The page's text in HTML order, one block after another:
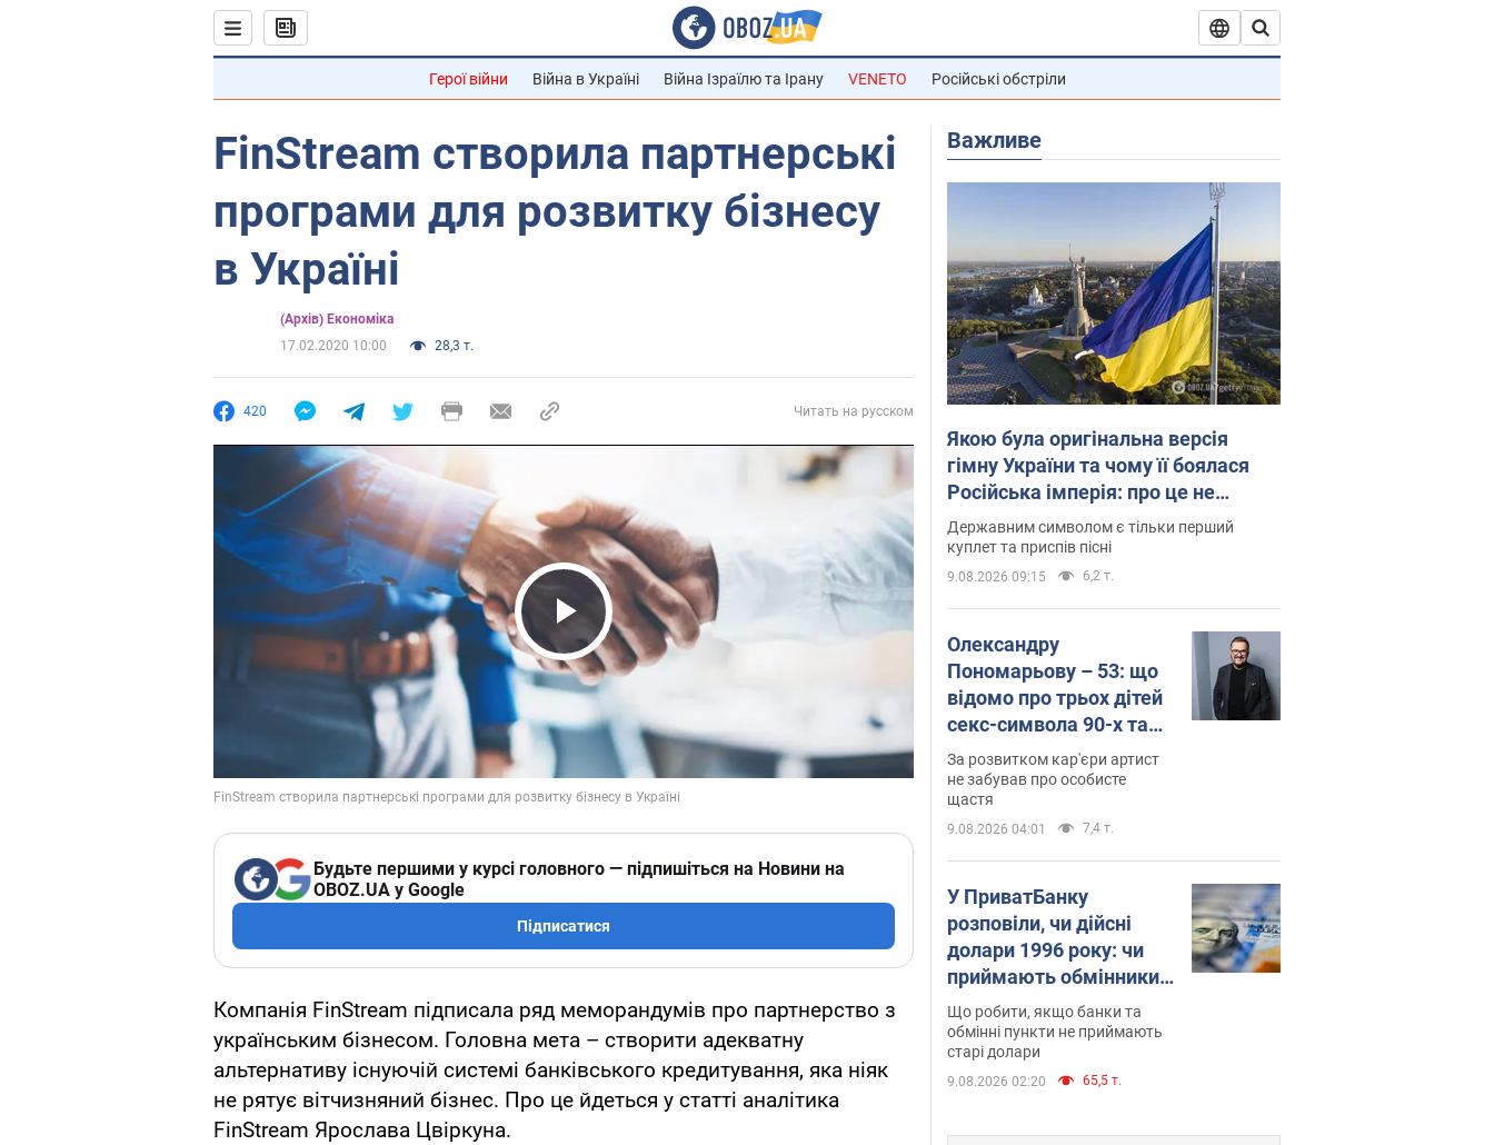
Герої війни Війна в Україні Війна Ізраїлю та Ірану VENETO Російські обстріли
FinStream створила партнерські
програми для розвитку бізнесу
в Україні
(Архів) Економіка
17.02.2020 10:00
28,3 т.
420 Читать на русском
Play Video
Будьте першими у курсі головного — підпишіться на Новини на
OBOZ.UA у Google
Підписатися
Компанія FinStream підписала ряд меморандумів про партнерство з
українським бізнесом. Головна мета – створити адекватну
альтернативу існуючій системі банківського кредитування, яка ніяк
не рятує вітчизняний бізнес. Про це йдеться у статті аналітика
FinStream Ярослава Цвіркуна.
Важливе
Якою була оригінальна версія
гімну України та чому її боялася
Російська імперія: про це не
розповідають у школі
Державним символом є тільки перший
куплет та приспів пісні
9.08.2026 09:15 6,2 т.
Олександру
Пономарьову – 53: що
відомо про трьох дітей
секс-символа 90-х та
який вигляд вони
мають
За розвитком кар'єри артист
не забував про особисте
щастя
9.08.2026 04:01 7,4 т.
У ПриватБанку
розповіли, чи дійсні
долари 1996 року: чи
приймають обмінники
та банки такі купюри
Що робити, якщо банки та
обмінні пункти не приймають
старі долари
9.08.2026 02:20 65,5 т.